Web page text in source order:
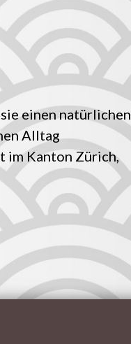
einen natürlichen
Alltag
im Kanton Zürich,